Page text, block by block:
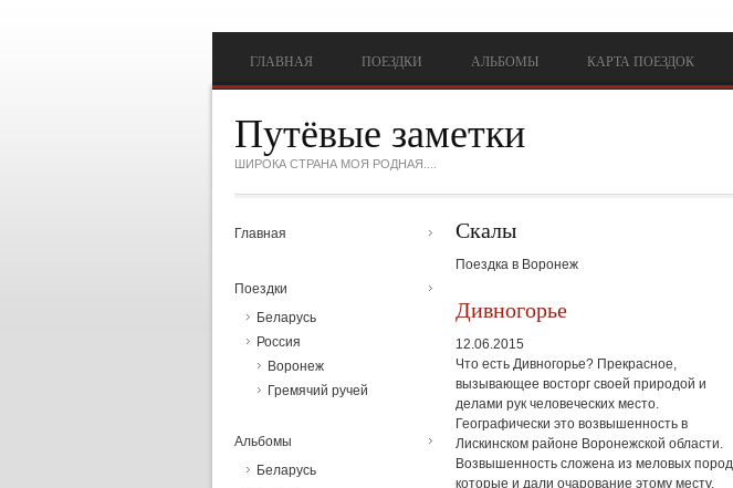
ГЛАВНАЯ ПОЕЗДКИ АЛЬБОМЫ КАРТА ПОЕЗДОК
Путёвые заметки
ШИРОКА СТРАНА МОЯ РОДНАЯ....
Скалы
Поездка в Воронеж
Дивногорье
12.06.2015
Что есть Дивногорье? Прекрасное,
вызывающее восторг своей природой и
делами рук человеческих место.
Географически это возвышенность в
Лискинском районе Воронежской области.
Возвышенность сложена из меловых
которые и дали очарование этому месту.
Главная
Поездки
Беларусь
Россия
Воронеж
Гремячий ручей
Альбомы
Беларусь